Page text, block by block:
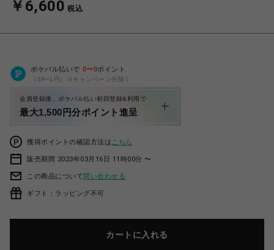
￥6,600 税込
ポケパル払いで 0〜0ポイント
（1P=1円）※キャンペーン分除く
会員登録後、ポケパル払い初回登録&利用で
最大1,500円分ポイント進呈
獲得ポイントの確認方法は こちら
販売期間 2023年03月16日 11時00分 〜
この商品について問い合わせる
ギフト：ラッピング不可
カートに入れる